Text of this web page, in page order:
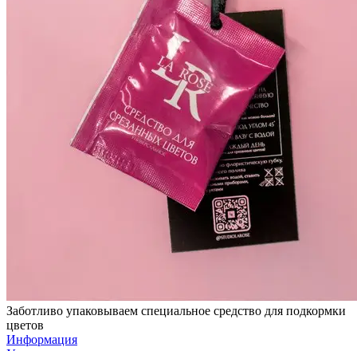
Заботливо упаковываем специальное средство для подкормки
цветов
Информация